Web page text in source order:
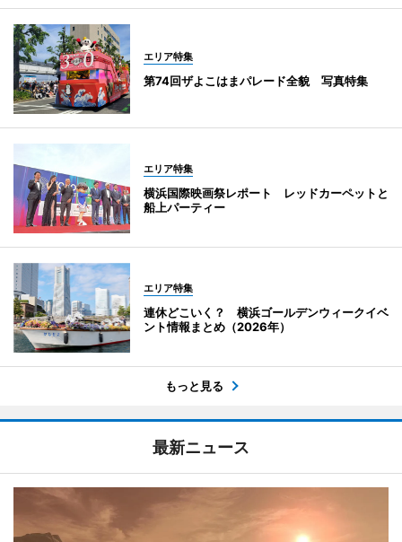
エリア特集
第74回ザよこはまパレード全貌 写真特集
エリア特集
横浜国際映画祭レポート レッドカーペットと
船上パーティー
エリア特集
連休どこいく？ 横浜ゴールデンウィークイベ
ント情報まとめ（2026年）
もっと見る
最新ニュース